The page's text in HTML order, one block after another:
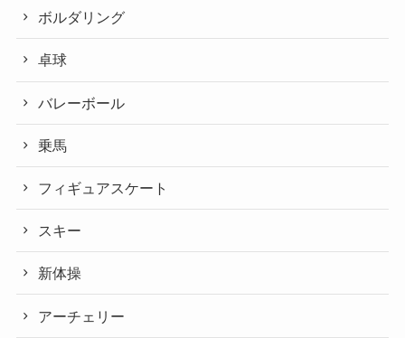
ボルダリング
卓球
バレーボール
乗馬
フィギュアスケート
スキー
新体操
アーチェリー